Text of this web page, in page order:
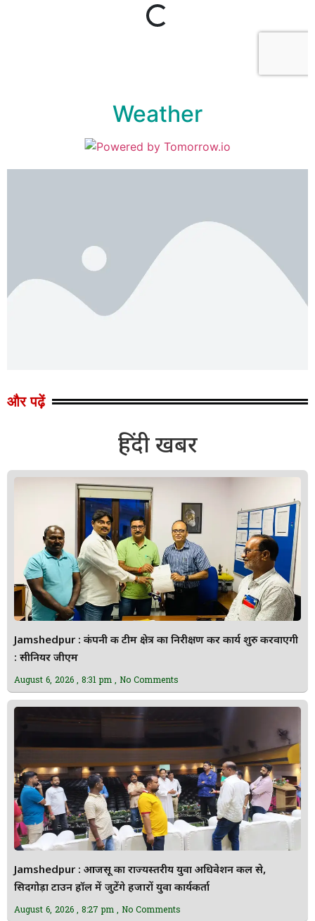
Weather
और पढ़ें
हिंदी खबर
Jamshedpur : कंपनी की टीम क्षेत्र का निरीक्षण कर कार्य शुरु करवाएगी
: सीनियर जीएम
August 6, 2026 8:31 pm No Comments
Jamshedpur : आजसू का राज्यस्तरीय युवा अधिवेशन कल से,
सिदगोड़ा टाउन हॉल में जुटेंगे हजारों युवा कार्यकर्ता
August 6, 2026 8:27 pm No Comments